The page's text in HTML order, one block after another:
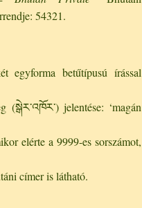
54321.
egyforma betűtípusú írással
(སྒེར་འཁོཪ་) jelentése: ‘magán
elérte a 9999-es sorszámot,
címer is látható.